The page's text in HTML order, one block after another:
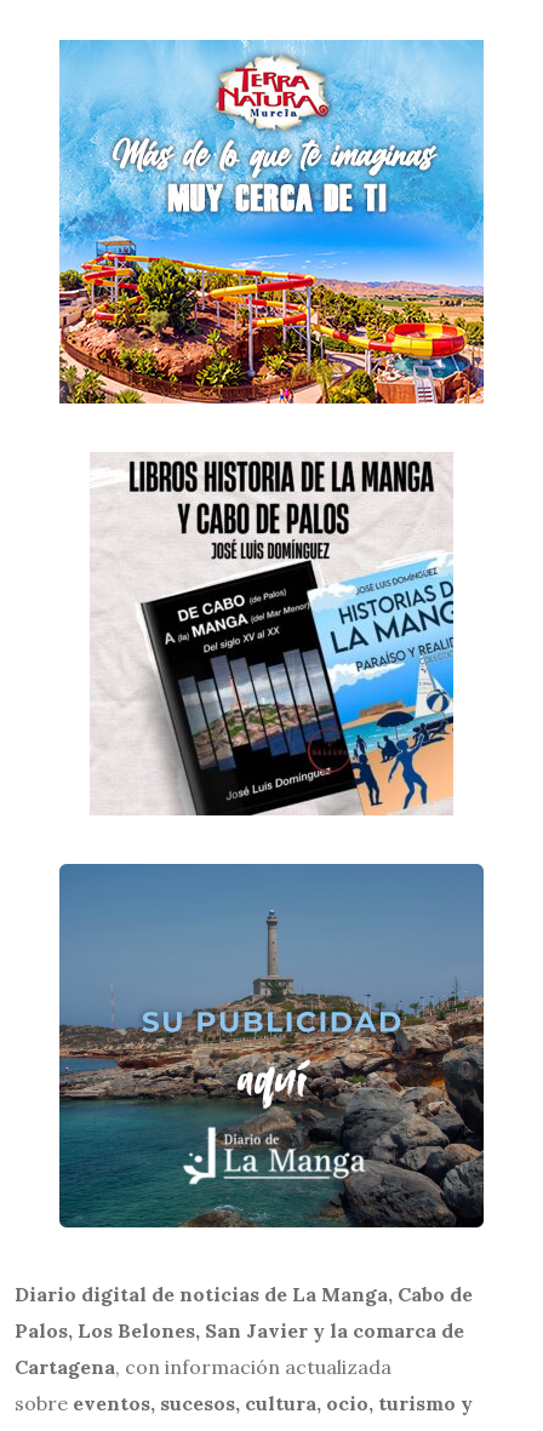
Diario digital de noticias de La Manga, Cabo de
Palos, Los Belones, San Javier y la comarca de
Cartagena, con información actualizada
sobre eventos, sucesos, cultura, ocio, turismo y